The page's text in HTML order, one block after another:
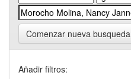
Comenzar nueva busqueda
Añadir filtros: